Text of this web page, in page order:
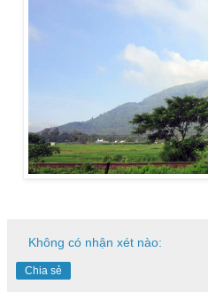
Không có nhận xét nào:
Chia sẻ